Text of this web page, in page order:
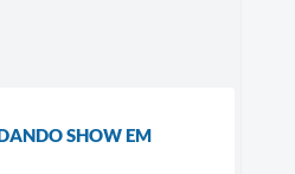
SHOW EM